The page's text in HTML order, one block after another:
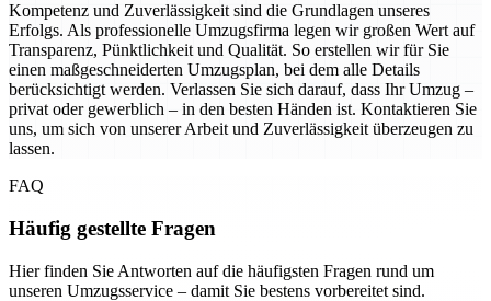
Kompetenz und Zuverlässigkeit sind die Grundlagen unseres
Erfolgs. Als professionelle Umzugsfirma legen wir großen Wert auf
Transparenz, Pünktlichkeit und Qualität. So erstellen wir für Sie
einen maßgeschneiderten Umzugsplan, bei dem alle Details
berücksichtigt werden. Verlassen Sie sich darauf, dass Ihr Umzug –
privat oder gewerblich – in den besten Händen ist. Kontaktieren Sie
uns, um sich von unserer Arbeit und Zuverlässigkeit überzeugen zu
lassen.
FAQ
Häufig gestellte Fragen
Hier finden Sie Antworten auf die häufigsten Fragen rund um
unseren Umzugsservice – damit Sie bestens vorbereitet sind.